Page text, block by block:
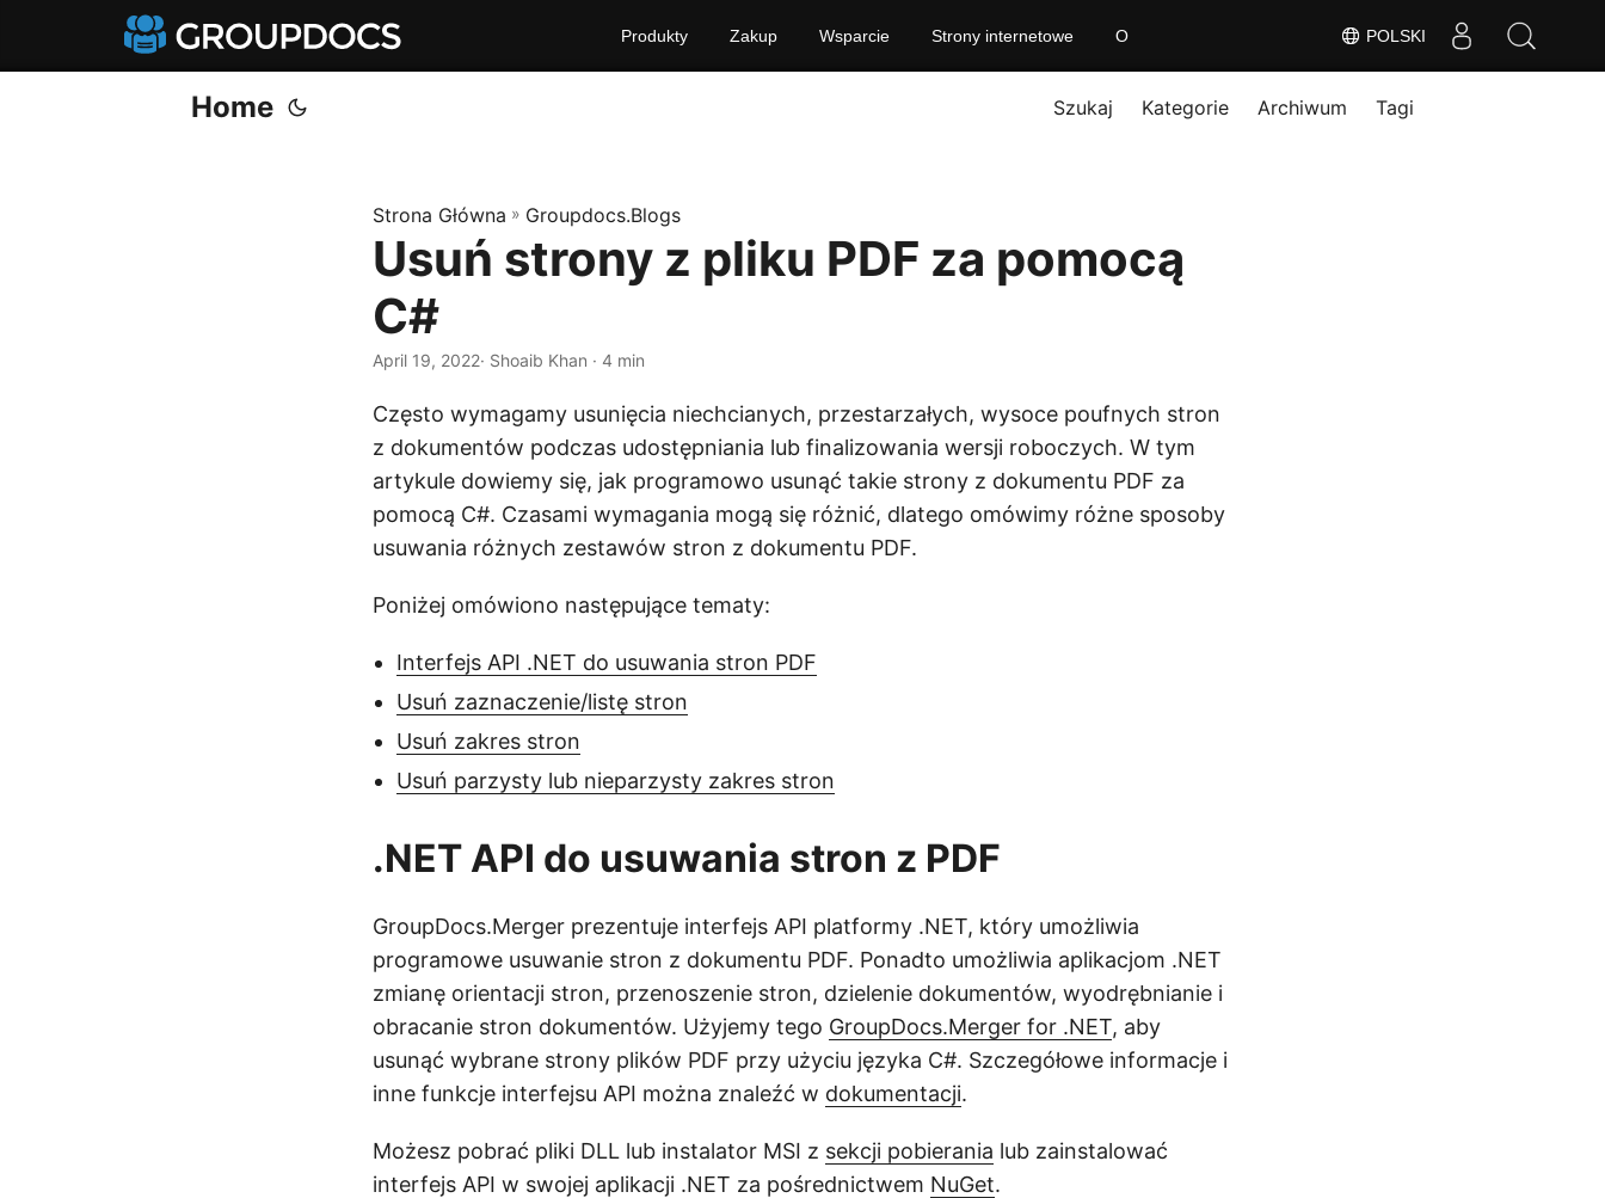
POLSKI
Produkty Zakup Wsparcie Strony internetowe O
Home Szukaj Kategorie Archiwum Tagi
Strona Główna » Groupdocs.Blogs
Usuń strony z pliku PDF za pomocą
C#
April 19, 2022· Shoaib Khan · 4 min
Często wymagamy usunięcia niechcianych, przestarzałych, wysoce poufnych stron
z dokumentów podczas udostępniania lub finalizowania wersji roboczych. W tym
artykule dowiemy się, jak programowo usunąć takie strony z dokumentu PDF za
pomocą C#. Czasami wymagania mogą się różnić, dlatego omówimy różne sposoby
usuwania różnych zestawów stron z dokumentu PDF.
Poniżej omówiono następujące tematy:
Interfejs API .NET do usuwania stron PDF
Usuń zaznaczenie/listę stron
Usuń zakres stron
Usuń parzysty lub nieparzysty zakres stron
.NET API do usuwania stron z PDF
GroupDocs.Merger prezentuje interfejs API platformy .NET, który umożliwia
programowe usuwanie stron z dokumentu PDF. Ponadto umożliwia aplikacjom .NET
zmianę orientacji stron, przenoszenie stron, dzielenie dokumentów, wyodrębnianie i
obracanie stron dokumentów. Użyjemy tego GroupDocs.Merger for .NET, aby
usunąć wybrane strony plików PDF przy użyciu języka C#. Szczegółowe informacje i
inne funkcje interfejsu API można znaleźć w dokumentacji.
Możesz pobrać pliki DLL lub instalator MSI z sekcji pobierania lub zainstalować
interfejs API w swojej aplikacji .NET za pośrednictwem NuGet.